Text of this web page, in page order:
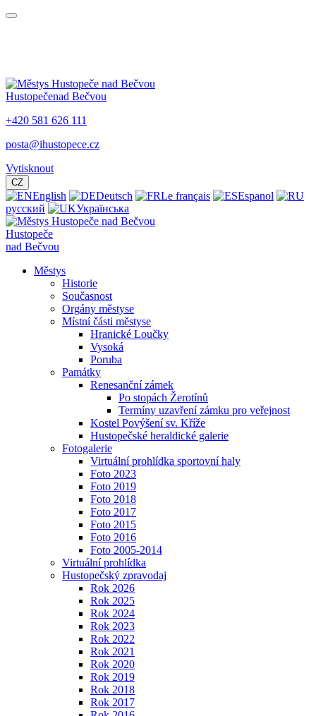
Hustopečenad Bečvou
+420 581 626 111
posta@ihustopece.cz
Vytisknout
CZ
English Deutsch Le français
Espanol
русский
Українська
Hustopeče
nad Bečvou
Městys
Historie
Současnost
Orgány městyse
Místní části městyse
Hranické Loučky
Vysoká
Poruba
Památky
Renesanční zámek
Po stopách Žerotínů
Termíny uzavření zámku pro veřejnost
Kostel Povýšení sv. Kříže
Hustopečské heraldické galerie
Fotogalerie
Virtuální prohlídka sportovní haly
Foto 2023
Foto 2019
Foto 2018
Foto 2017
Foto 2015
Foto 2016
Foto 2005-2014
Virtuální prohlídka
Hustopečský zpravodaj
Rok 2026
Rok 2025
Rok 2024
Rok 2023
Rok 2022
Rok 2021
Rok 2020
Rok 2019
Rok 2018
Rok 2017